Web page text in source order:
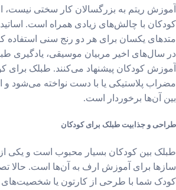
ریتم به بزرگسالان کار سختی نیست،
با چالش‌های زیادی همراه است. اساتید
یکسان برای هر دو رنج سنی استفاده
اخیر مربیان موسیقی، یادگیری طبلک
کودکان پیشنهاد می‌کنند. طبلک برای
پلاستیکی یا با دست نواخته می‌شود و از
آن‌ها برخوردار است.
و جذابیت طبلک برای کودکان
بین کودکان بسیار محبوب است و یکی از
برای آموزش ارف به آن‌ها است. حالا
شما با طرحی از کارتون یا شخصیت‌های